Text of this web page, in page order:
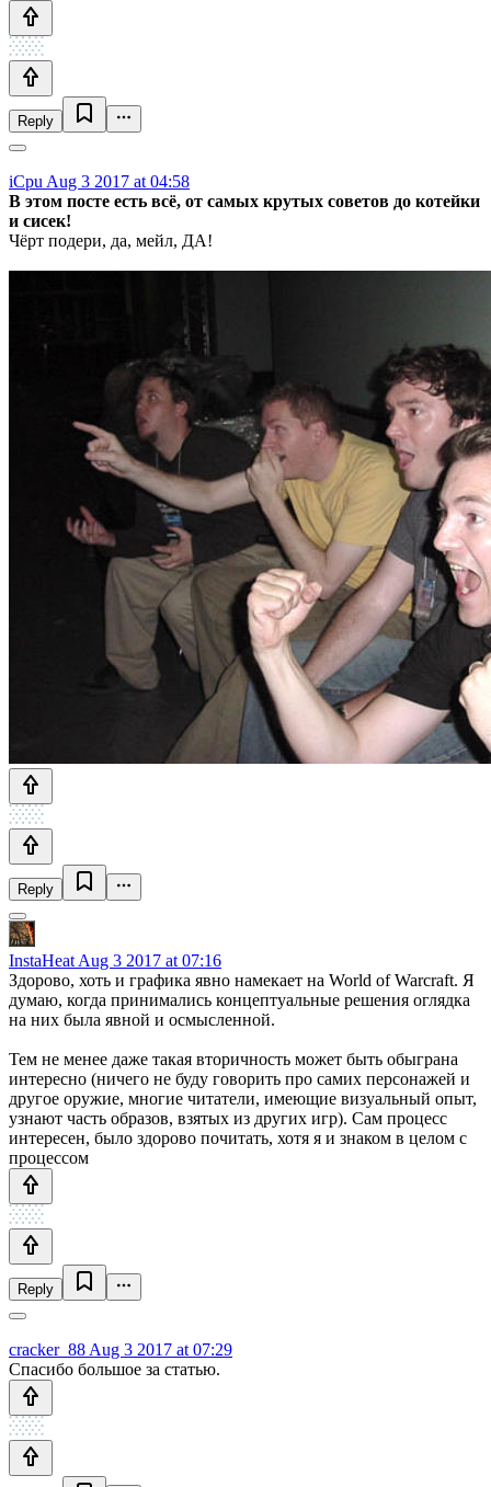
Reply
iCpu Aug 3 2017 at 04:58
В этом посте есть всё, от самых крутых советов до котейки
и сисек!
Чёрт подери, да, мейл, ДА!
Reply
InstaHeat Aug 3 2017 at 07:16
Здорово, хоть и графика явно намекает на World of Warcraft. Я
думаю, когда принимались концептуальные решения оглядка
на них была явной и осмысленной.
Тем не менее даже такая вторичность может быть обыграна
интересно (ничего не буду говорить про самих персонажей и
другое оружие, многие читатели, имеющие визуальный опыт,
узнают часть образов, взятых из других игр). Сам процесс
интересен, было здорово почитать, хотя я и знаком в целом с
процессом
Reply
cracker_88 Aug 3 2017 at 07:29
Спасибо большое за статью.